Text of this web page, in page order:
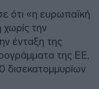
ότι «η ευρωπαϊκή
χωρίς την
ένταξη της
της ΕΕ,
δισεκατομμυρίων